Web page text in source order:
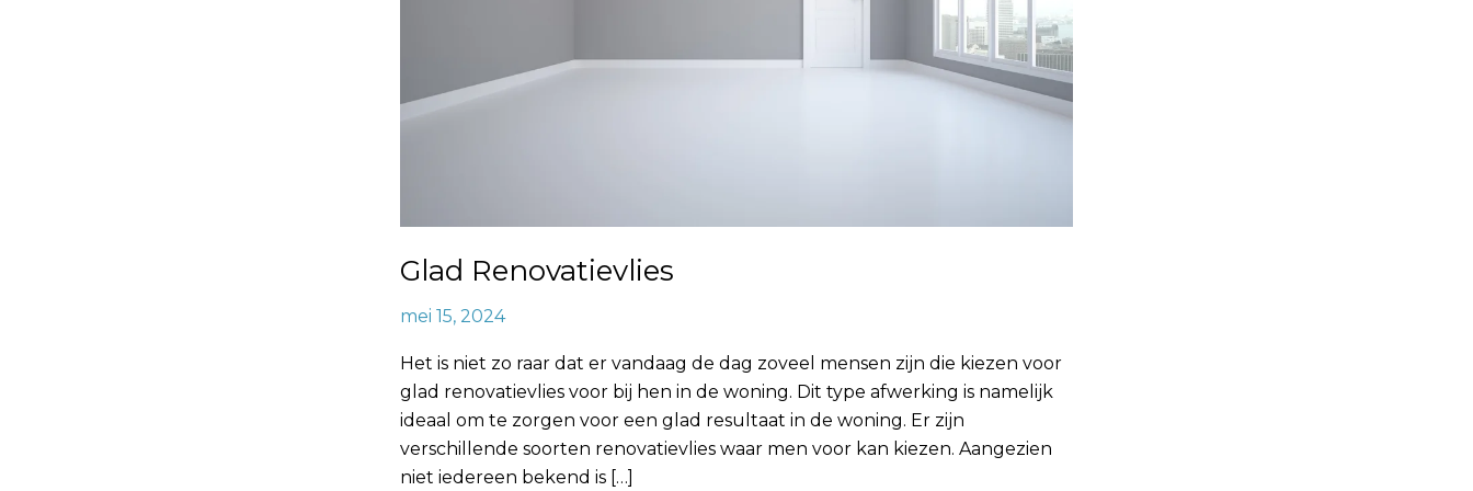
Glad Renovatievlies
mei 15, 2024
Het is niet zo raar dat er vandaag de dag zoveel mensen zijn die kiezen voor
glad renovatievlies voor bij hen in de woning. Dit type afwerking is namelijk
ideaal om te zorgen voor een glad resultaat in de woning. Er zijn
verschillende soorten renovatievlies waar men voor kan kiezen. Aangezien
niet iedereen bekend is […]